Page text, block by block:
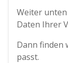
Weiter
Daten Ihrer
Dann finden
passt.